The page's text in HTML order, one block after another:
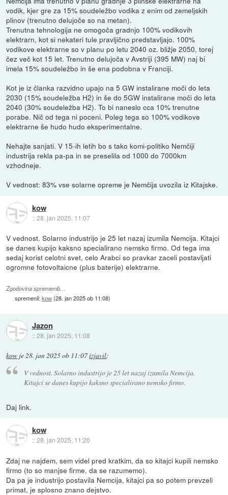
vodik, kjer gre za 15% soudeležbo vodika z enim od zemeljskih
plinov (trenutno delujoče so na metan).
Trenutna tehnologija ne omogoča gradnjo 100% vodikovih
elektrarn, kot si nekateri tule pravljično predstavljajo. 100%
vodikove elektrarne so v planu po letu 2040 oz. bližje 2050, torej
čez več kot 15 let. Trenutno delujoča v Avstriji (395 MW) naj bi
imela 15% soudeležbo in še ena podobna v Franciji.
Kot je iz članka razvidno upajo na 5 GW instalirane moči do leta
2030 (15% soudeležba H2) in še do 5GW instalirane moči do leta
2040 (30% soudeležba H2). To bi naneslo cca 10% trenutne
porabe. Nič od tega ni poceni. Poleg tega so 100% vodikove
elektrarne še hudo hudo eksperimentalne.
Nehajte sanjati. V 15-ih letih bo s tako komi-politiko Nemčiji
industrija rekla pa-pa in se preselila od 1000 do 7000km
vzhodneje.
V vednost: 83% vse solarne opreme je Nemčija uvozila iz Kitajske.
kow
::28. jan 2025, 11:07
V vednost. Solarno industrijo je 25 let nazaj izumila Nemcija. Kitajci
se danes kupijo kaksno specialirano nemsko firmo. Od tega ima
sedaj korist celotni svet, celo Arabci so pravkar zaceli postavljati
ogromne fotovoltaicne (plus baterije) elektrarne.
Zgodovina sprememb…
spremenil:kow(28. jan 2025 ob 11:08)
Jazon
::28. jan 2025, 11:08
kow je28. jan 2025 ob 11:07izjavil:
V vednost. Solarno industrijo je 25 let nazaj izumila Nemcija.
Kitajci se danes kupijo kaksno specialirano nemsko firmo.
Daj link.
kow
::28. jan 2025, 11:20
Zdaj ne najdem, sem videl pred kratkim, da so kitajci kupili nemsko
firmo (to so manjse firme, da se razumemo).
Da pa je industrijo postavila Nemcija, kitajci pa so potem prevzeli
primat, je splosno znano dejstvo.